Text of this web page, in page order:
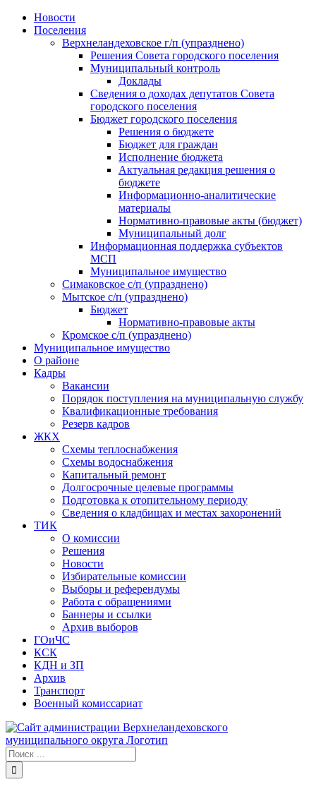
Skip
Новости
Поселения
Верхнеландеховское г/п (упразднено)
Решения Совета городского поселения
Муниципальный контроль
Доклады
Сведения о доходах депутатов Совета
городского поселения
Бюджет городского поселения
Решения о бюджете
Бюджет для граждан
Исполнение бюджета
Актуальная редакция решения о
бюджете
Информационно-аналитические
материалы
Нормативно-правовые акты (бюджет)
Муниципальный долг
Информационная поддержка субъектов
МСП
Муниципальное имущество
Симаковское с/п (упразднено)
Мытское с/п (упразднено)
Бюджет
Нормативно-правовые акты
Кромское с/п (упразднено)
Муниципальное имущество
О районе
Кадры
Вакансии
Порядок поступления на муниципальную службу
Квалификационные требования
Резерв кадров
ЖКХ
Схемы теплоснабжения
Схемы водоснабжения
Капитальный ремонт
Долгосрочные целевые программы
Подготовка к отопительному периоду
Сведения о кладбищах и местах захоронений
ТИК
О комиссии
Решения
Новости
Избирательные комиссии
Выборы и референдумы
Работа с обращениями
Баннеры и ссылки
Архив выборов
ГОиЧС
КСК
КДН и ЗП
Архив
Транспорт
Военный комиссариат
Результат
поиска: